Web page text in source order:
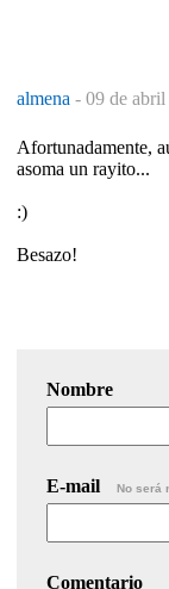
almena - 09 de
Afortunadamente,
asoma un rayito...
:)
Besazo!
Nombre
E-mail No será
Comentario